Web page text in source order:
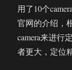
用了10个
官网的介绍，
camera来进行
者更大，定位